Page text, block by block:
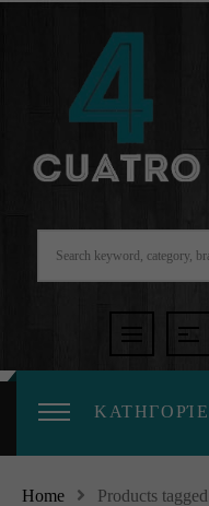
Home Products tagged